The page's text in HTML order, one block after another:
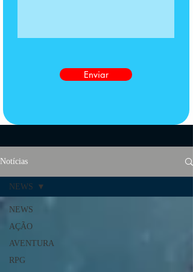
Enviar
Notícias
NEWS
AÇÃO
AVENTURA
RPG
NEWS